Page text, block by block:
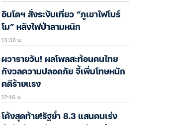
อินโดฯ สั่งระงับเที่ยว “ภูเขาไฟโบร์
โม” หลังไฟป่าลามหนัก
13:38 น.
ผวารายวัน! ผลโพลสะท้อนคนไทย
กังวลความปลอดภัย จี้เพิ่มโทษหนัก
คดีร้ายแรง
12:46 น.
โค้งสุดท้าย!รัฐย้ำ 8.3 แสนคนเร่ง